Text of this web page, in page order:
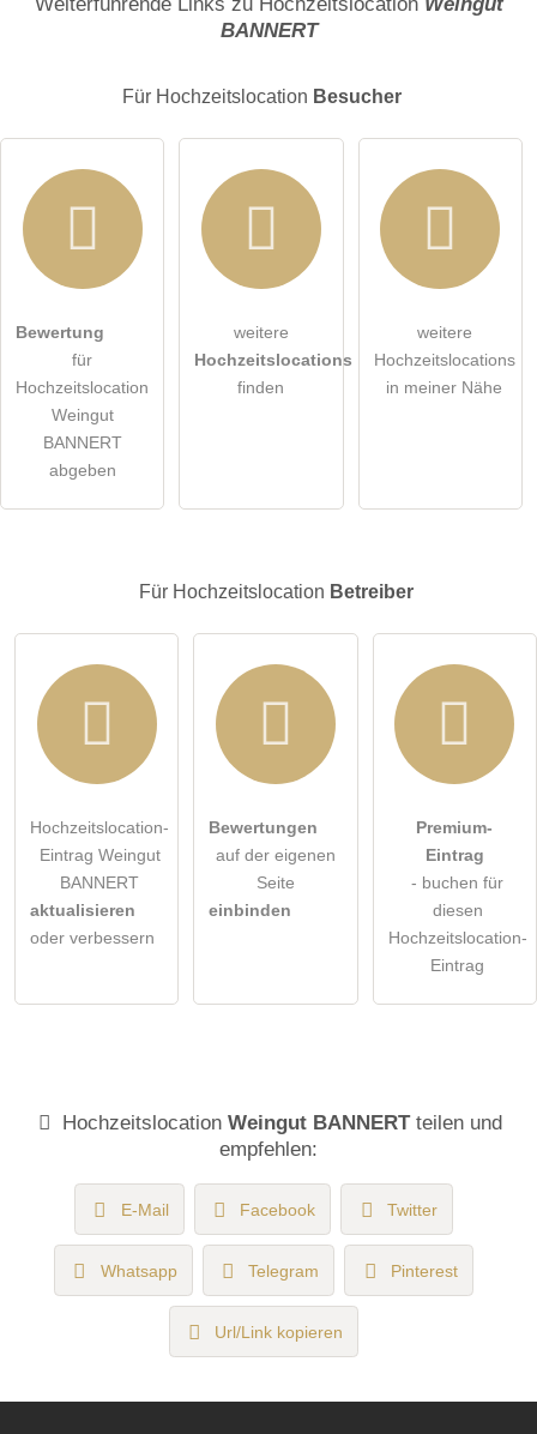
E-Mail-Adresse (wird nicht veröffentlicht)
Die Datenschutzerklärung habe ich zur Kenntnis genommen.
öffentliche Frage stellen
Hinweis:Bitte beachten Sie, öffentliche Fragen sind
Besucher sichtbar
.
BANNERT
Für Hochzeitslocation Besucher
Bewertung
für
Hochzeitslocation
Weingut
BANNERT
abgeben
weitere
Hochzeitslocations
finden
weitere
Hochzeitslocations
in meiner Nähe
Für Hochzeitslocation Betreiber
Hochzeitslocation-
Eintrag Weingut
BANNERT
aktualisieren
oder verbessern
Bewertungen
auf der eigenen
Seite
einbinden
Premium-
Eintrag
- buchen für
diesen
Hochzeitslocation-
Eintrag
HochzeitslocationWeingut BANNERTteilen und
empfehlen:
E-Mail Facebook Twitter
Whatsapp Telegram Pinterest
Url/Link kopieren